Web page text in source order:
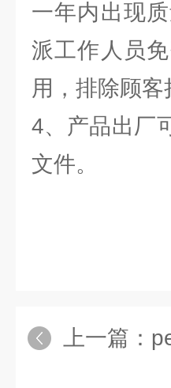
一年内出现
派工作人员
用，排除顾客
4、产品出厂
文件。
上一篇：